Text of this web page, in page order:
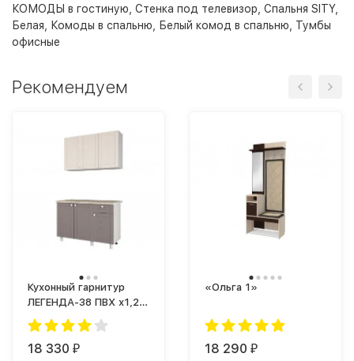
КОМОДЫ в гостиную, Стенка под телевизор, Спальня SITY,
Белая, Комоды в спальню, Белый комод в спальню, Тумбы
офисные
Рекомендуем
Кухонный гарнитур
ЛЕГЕНДА-38 ПВХ х1,2м
ПВХ Песочное дерево/
ПВХ Крымское дерево/
корпус Белый Снег
18 330 ₽
«Ольга 1»
18 290 ₽